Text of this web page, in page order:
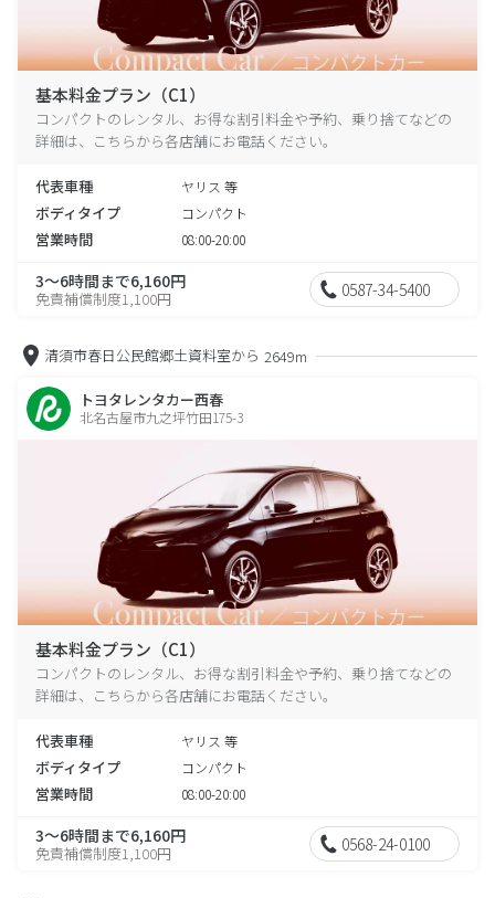
基本料金プラン（C1）
コンパクトのレンタル、お得な割引料金や予約、乗り捨てなどの
詳細は、こちらから各店舗にお電話ください。
代表車種 ヤリス 等
ボディタイプ コンパクト
営業時間 08:00-20:00
3～6時間まで6,160円
免責補償制度1,100円 0587-34-5400
清須市春日公民館郷土資料室から 2649m
トヨタレンタカー西春
北名古屋市九之坪竹田175-3
基本料金プラン（C1）
コンパクトのレンタル、お得な割引料金や予約、乗り捨てなどの
詳細は、こちらから各店舗にお電話ください。
代表車種 ヤリス 等
ボディタイプ コンパクト
営業時間 08:00-20:00
3～6時間まで6,160円
免責補償制度1,100円 0568-24-0100